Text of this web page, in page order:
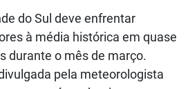
do Sul deve enfrentar
à média histórica em quase
durante o mês de março.
pela meteorologista